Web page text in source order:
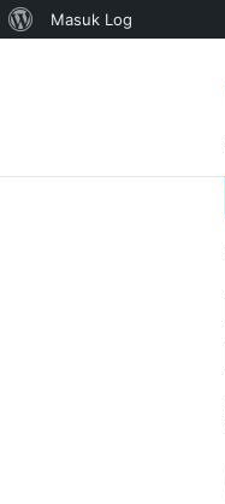
Tentang
Masuk Log
Sumur Infill Baru di